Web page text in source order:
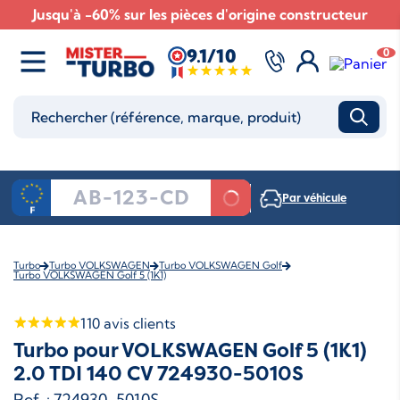
Jusqu'à -60% sur les pièces d'origine constructeur
9.1/10 0
Par véhicule
Turbo Turbo VOLKSWAGEN Turbo VOLKSWAGEN Golf
Turbo VOLKSWAGEN Golf 5 (1K1)
110 avis clients
Turbo pour VOLKSWAGEN Golf 5 (1K1)
2.0 TDI 140 CV 724930-5010S